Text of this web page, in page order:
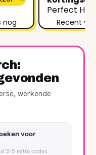
nog
Perfect
Recent
werkende
voor
3-5 extra codes